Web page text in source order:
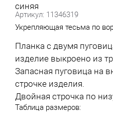
синяя
Артикул: 11346319
Укрепляющая тесьма по
Планка с двумя
изделие выкроено из
Запасная пуговица на
строчке изделия.
Двойная строчка по
Таблица размеров: